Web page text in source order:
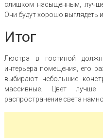
слишком насыщенным,
Они будут хорошо выглядеть
Итог
Люстра в гостиной
интерьера помещения, его
выбирают небольшие
массивные. Цвет лучше
распространение света